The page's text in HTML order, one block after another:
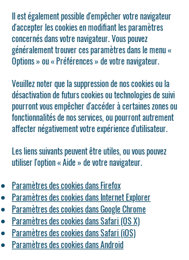
Il est également possible d'empêcher votre navigateur
d'accepter les cookies en modifiant les paramètres
concernés dans votre navigateur. Vous pouvez
généralement trouver ces paramètres dans le menu «
Options » ou « Préférences » de votre navigateur.
Veuillez noter que la suppression de nos cookies ou la
désactivation de futurs cookies ou technologies de suivi
pourront vous empêcher d'accéder à certaines zones ou
fonctionnalités de nos services, ou pourront autrement
affecter négativement votre expérience d'utilisateur.
Les liens suivants peuvent être utiles, ou vous pouvez
utiliser l'option « Aide » de votre navigateur.
Paramètres des cookies dans Firefox
Paramètres des cookies dans Internet Explorer
Paramètres des cookies dans Google Chrome
Paramètres des cookies dans Safari (OS X)
Paramètres des cookies dans Safari (iOS)
Paramètres des cookies dans Android